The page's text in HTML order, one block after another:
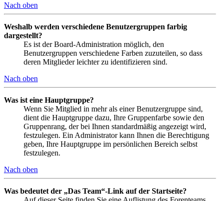
Nach oben
Weshalb werden verschiedene Benutzergruppen farbig
dargestellt?
Es ist der Board-Administration möglich, den
Benutzergruppen verschiedene Farben zuzuteilen, so dass
deren Mitglieder leichter zu identifizieren sind.
Nach oben
Was ist eine Hauptgruppe?
Wenn Sie Mitglied in mehr als einer Benutzergruppe sind,
dient die Hauptgruppe dazu, Ihre Gruppenfarbe sowie den
Gruppenrang, der bei Ihnen standardmäßig angezeigt wird,
festzulegen. Ein Administrator kann Ihnen die Berechtigung
geben, Ihre Hauptgruppe im persönlichen Bereich selbst
festzulegen.
Nach oben
Was bedeutet der „Das Team“-Link auf der Startseite?